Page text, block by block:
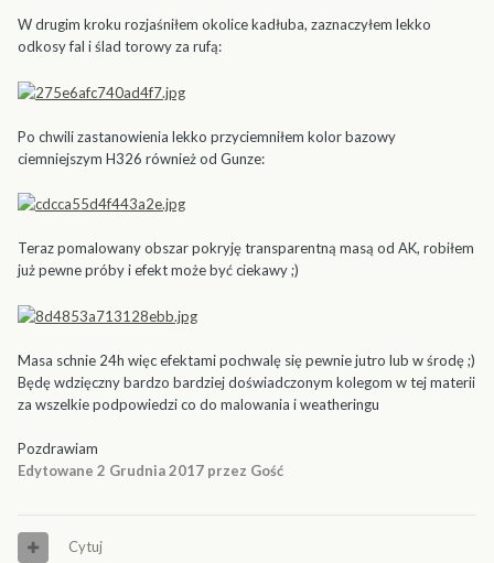
W drugim kroku rozjaśniłem okolice kadłuba, zaznaczyłem lekko
odkosy fal i ślad torowy za rufą:
Po chwili zastanowienia lekko przyciemniłem kolor bazowy
ciemniejszym H326 również od Gunze:
Teraz pomalowany obszar pokryję transparentną masą od AK, robiłem
już pewne próby i efekt może być ciekawy ;)
Masa schnie 24h więc efektami pochwalę się pewnie jutro lub w środę ;)
Będę wdzięczny bardzo bardziej doświadczonym kolegom w tej materii
za wszelkie podpowiedzi co do malowania i weatheringu
Pozdrawiam
Edytowane 2 Grudnia 2017 przez Gość
Cytuj